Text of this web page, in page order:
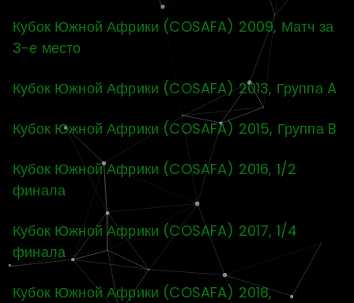
Кубок Южной Африки (COSAFA) 2009, Матч за
3-е место
Кубок Южной Африки (COSAFA) 2013, Группа A
Кубок Южной Африки (COSAFA) 2015, Группа B
Кубок Южной Африки (COSAFA) 2016, 1/2
финала
Кубок Южной Африки (COSAFA) 2017, 1/4
финала
Кубок Южной Африки (COSAFA) 2018,